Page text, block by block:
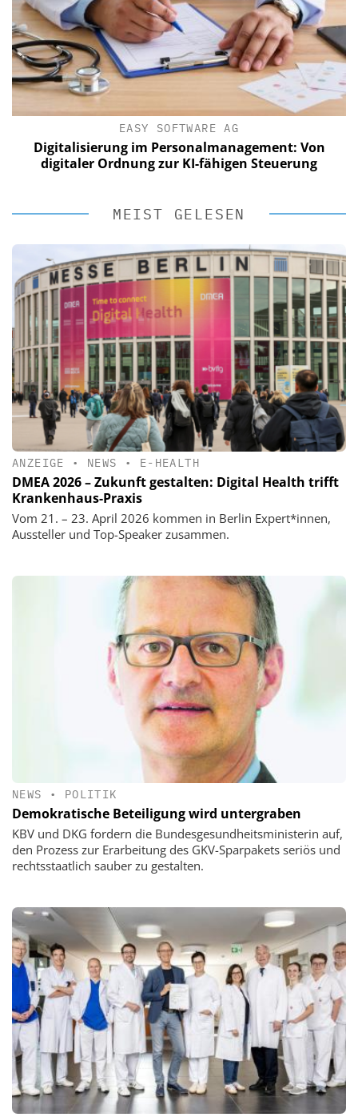
EASY SOFTWARE AG
Digitalisierung im Personalmanagement: Von
digitaler Ordnung zur KI-fähigen Steuerung
MEIST GELESEN
ANZEIGE • NEWS • E-HEALTH
DMEA 2026 – Zukunft gestalten: Digital Health trifft
Krankenhaus-Praxis
Vom 21. – 23. April 2026 kommen in Berlin Expert*innen,
Aussteller und Top-Speaker zusammen.
NEWS • POLITIK
Demokratische Beteiligung wird untergraben
KBV und DKG fordern die Bundesgesundheitsministerin auf,
den Prozess zur Erarbeitung des GKV-Sparpakets seriös und
rechtsstaatlich sauber zu gestalten.